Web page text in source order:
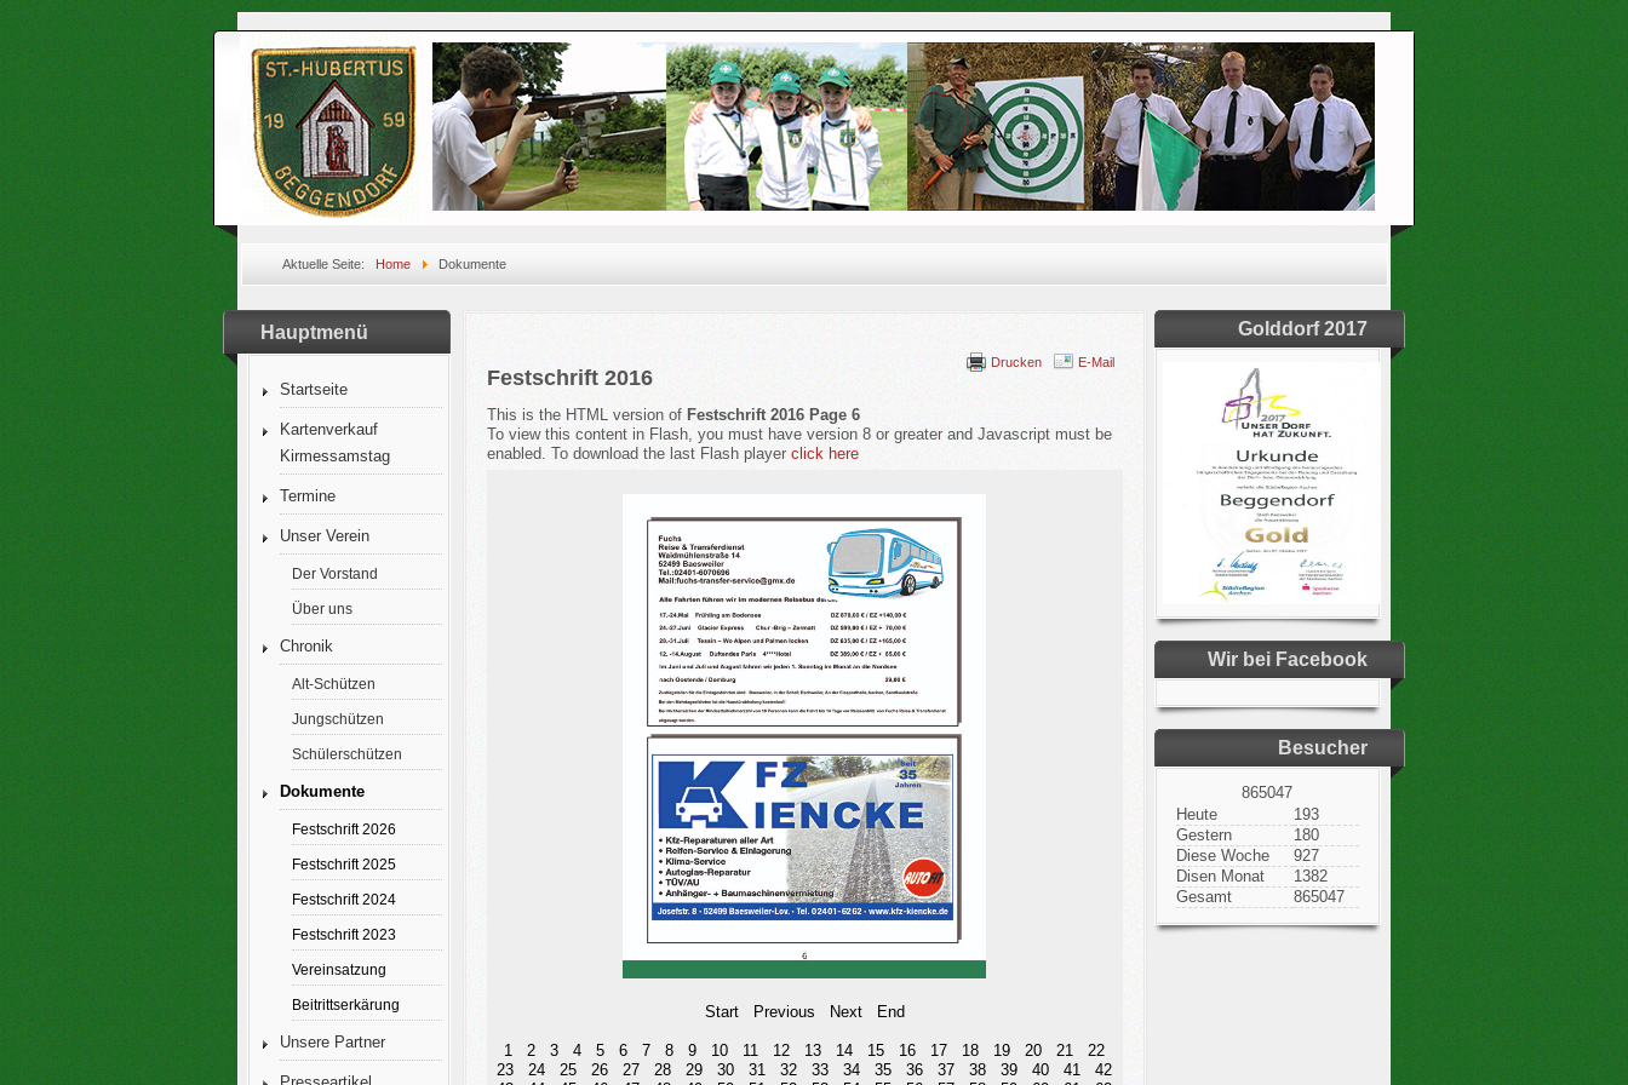
Aktuelle Seite: Home Dokumente
Hauptmenü
Startseite
Kartenverkauf
Kirmessamstag
Termine
Unser Verein
Der Vorstand
Über uns
Chronik
Alt-Schützen
Jungschützen
Schülerschützen
Dokumente
Festschrift 2026
Festschrift 2025
Festschrift 2024
Festschrift 2023
Vereinsatzung
Beitrittserkärung
Unsere Partner
Drucken E-Mail
Festschrift 2016
This is the HTML version of Festschrift 2016 Page 6
To view this content in Flash, you must have version 8 or greater and Javascript must be
enabled. To download the last Flash player click here
Start Previous Next End
1 2 3 4 5 6 7 8 9 10 11 12 13 14 15 16 17 18 19 20 21
22
23
24 25 26 27 28 29 30 31 32 33 34 35 36 37 38 39 40 41
42
Golddorf 2017
Wir bei Facebook
Besucher
865047
Heute
193
Gestern
180
Diese Woche
927
Disen Monat
1382
Gesamt
865047